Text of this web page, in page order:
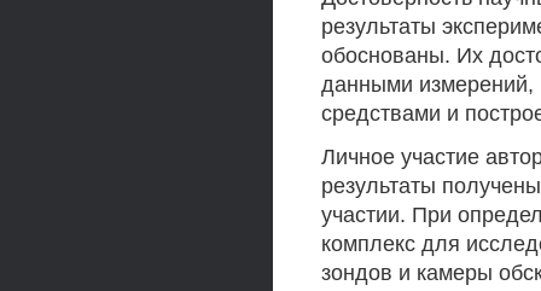
результаты
обоснованы. Их
данными измерений,
средствами и
Личное участие
результаты
участии. При
комплекс для
зондов и камеры